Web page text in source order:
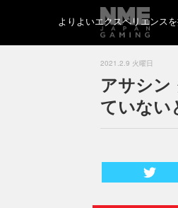
2021.2.9 火曜日
アサシン
ていない
よりよいエクスペリエンス